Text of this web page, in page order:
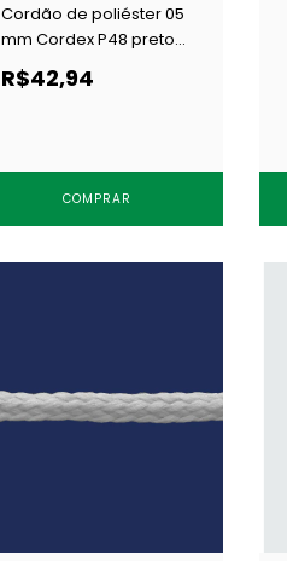
Cordão de poliéster 05
mm Cordex P48 preto
c/ 50 m
R$42,94
COMPRAR